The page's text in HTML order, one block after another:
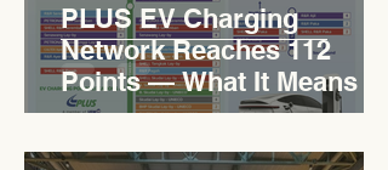
PLUS EV Charging
Network Reaches 112
Points — What It Means for
EVCC™ Pedas RSA on the
PLUS Expressway